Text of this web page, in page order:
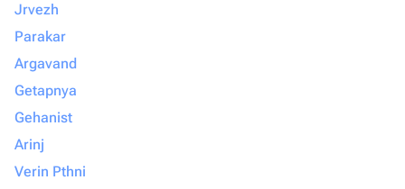
Jrvezh
Parakar
Argavand
Getapnya
Gehanist
Arinj
Verin Pthni